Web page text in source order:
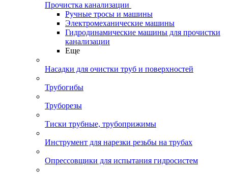
Прочистка канализации
Ручные тросы и машины
Электромеханические машины
Гидродинамические машины для прочистки
канализации
Еще
Насадки для очистки труб и поверхностей
Трубогибы
Труборезы
Тиски трубные, трубоприжимы
Инструмент для нарезки резьбы на трубах
Опрессовщики для испытания гидросистем